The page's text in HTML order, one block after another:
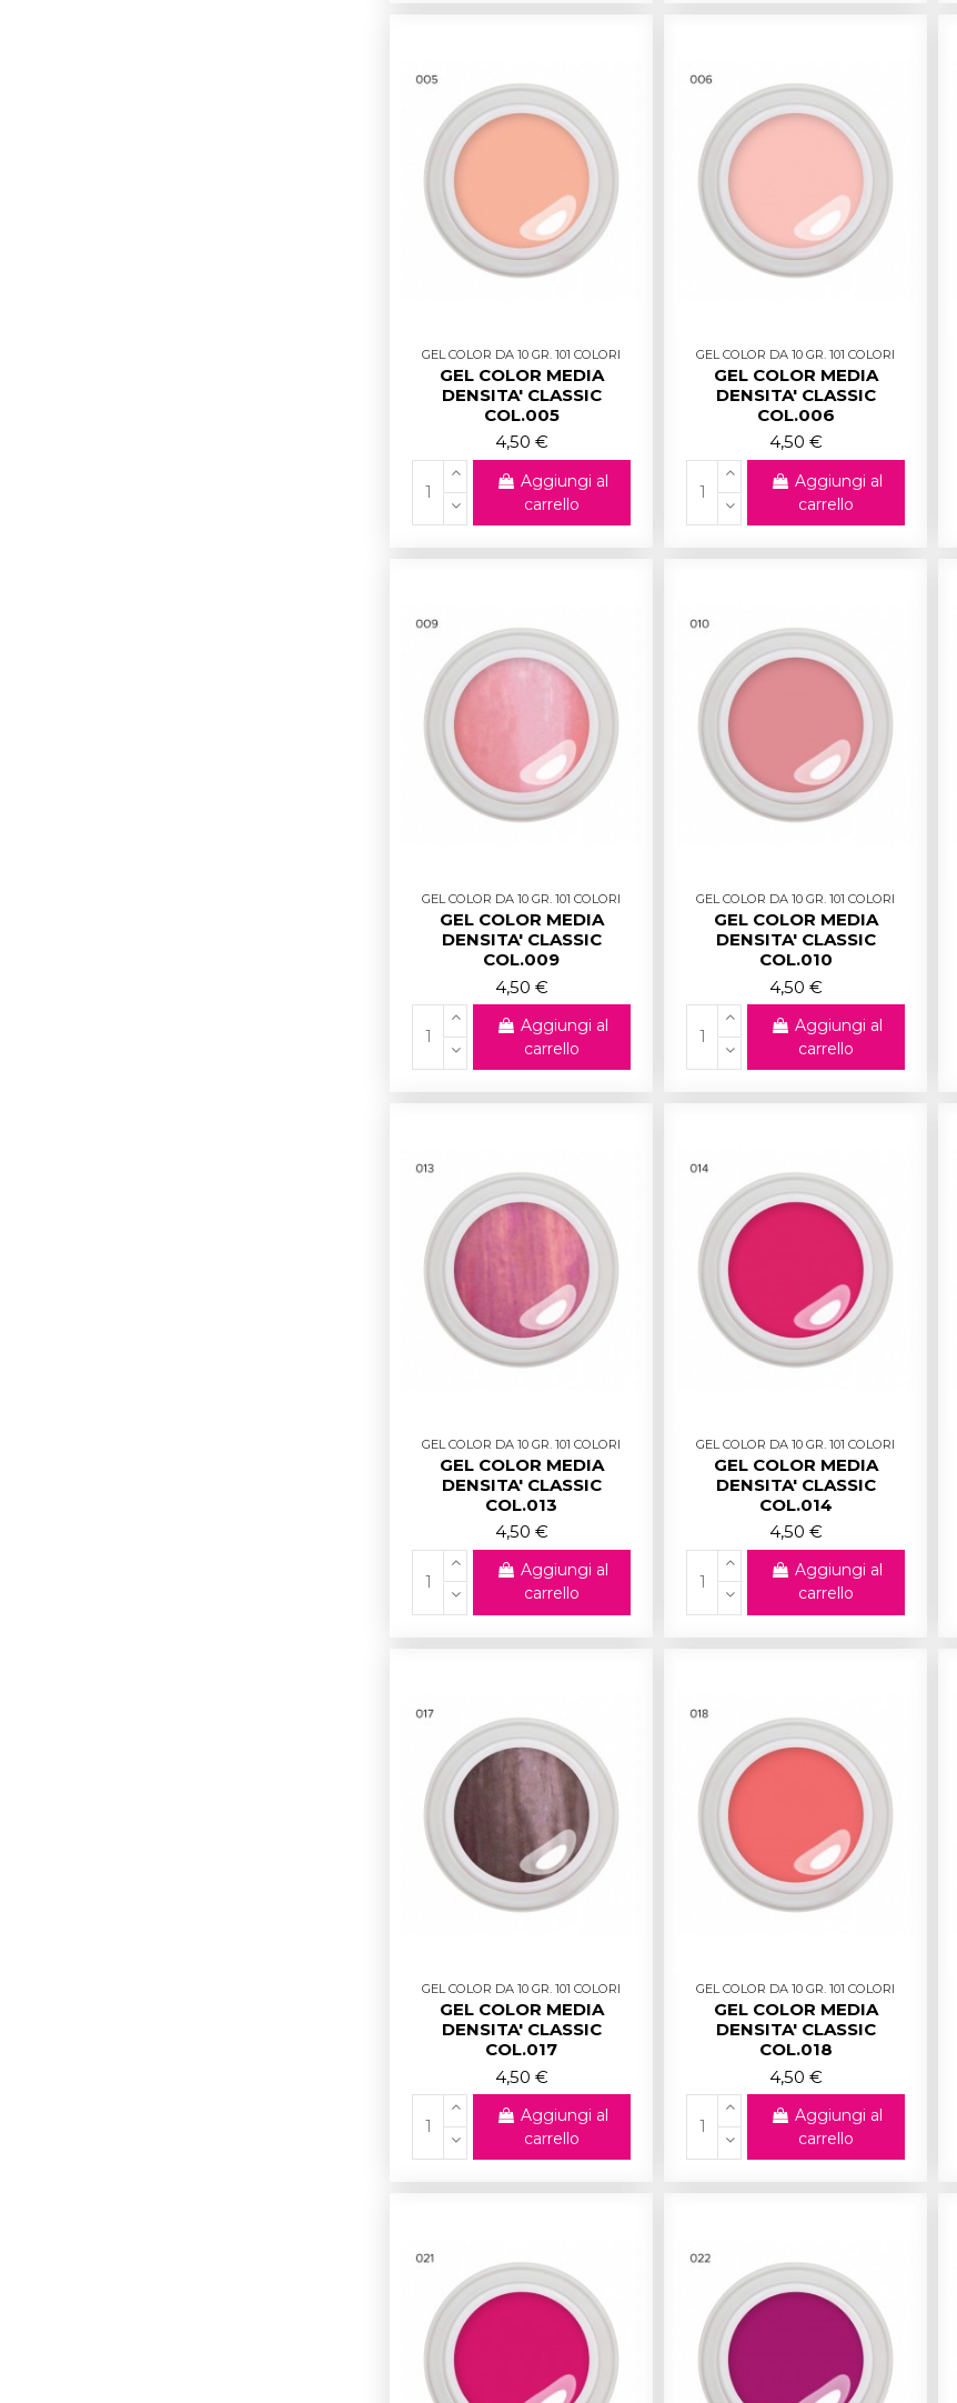
GEL COLOR DA 10 GR. 101 COLORI
GEL COLOR MEDIA
DENSITA' CLASSIC
COL.005
4,50 €
Aggiungi al
carrello
GEL COLOR DA 10 GR. 101 COLORI
GEL COLOR MEDIA
DENSITA' CLASSIC
COL.006
4,50 €
Aggiungi al
carrello
GEL COLOR DA 10 GR. 101 COLORI
GEL COLOR MEDIA
DENSITA' CLASSIC
COL.009
4,50 €
Aggiungi al
carrello
GEL COLOR DA 10 GR. 101 COLORI
GEL COLOR MEDIA
DENSITA' CLASSIC
COL.010
4,50 €
Aggiungi al
carrello
GEL COLOR DA 10 GR. 101 COLORI
GEL COLOR MEDIA
DENSITA' CLASSIC
COL.013
4,50 €
Aggiungi al
carrello
GEL COLOR DA 10 GR. 101 COLORI
GEL COLOR MEDIA
DENSITA' CLASSIC
COL.014
4,50 €
Aggiungi al
carrello
GEL COLOR DA 10 GR. 101 COLORI
GEL COLOR MEDIA
DENSITA' CLASSIC
COL.017
4,50 €
Aggiungi al
carrello
GEL COLOR DA 10 GR. 101 COLORI
GEL COLOR MEDIA
DENSITA' CLASSIC
COL.018
4,50 €
Aggiungi al
carrello